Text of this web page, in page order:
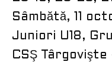
Sâmbătă, 11
Juniori U18,
CSŞ Târgovişte